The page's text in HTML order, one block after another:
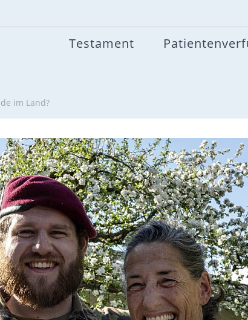
Testament
im Land?